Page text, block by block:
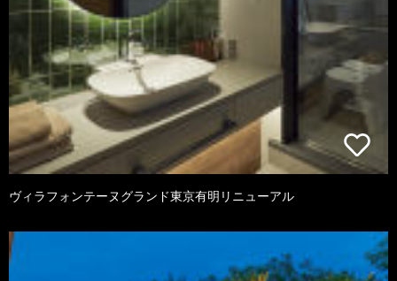
ヴィラフォンテーヌグランド東京有明リニューアル